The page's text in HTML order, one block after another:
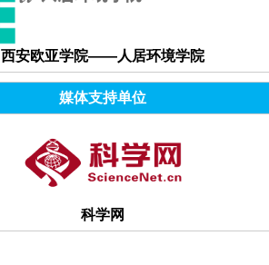
西安欧亚学院——人居环境学院
媒体支持单位
科学网